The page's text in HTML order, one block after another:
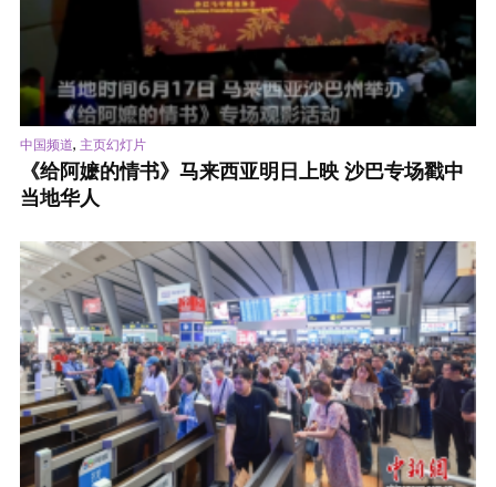
中国频道, 主页幻灯片
《给阿嬷的情书》马来西亚明日上映 沙巴专场戳中
当地华人